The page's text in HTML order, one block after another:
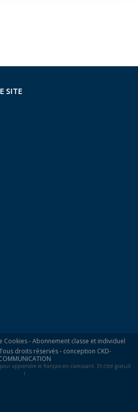
SITE
Cookies-Abonnement classe et individuel
droits réservés - conception CKD-
apprendre le français en s'amusant. Et c'est gratuit
!